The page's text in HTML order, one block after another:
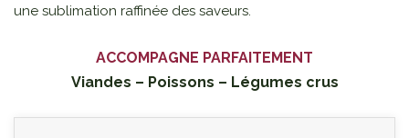
une sublimation raffinée des saveurs.
ACCOMPAGNE PARFAITEMENT
Viandes – Poissons – Légumes crus